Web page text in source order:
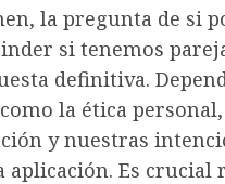
la pregunta de si
si tenemos
definitiva.
la ética
y nuestras
Es crucial